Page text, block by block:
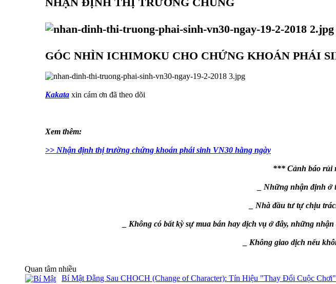
GÓC NHÌN ICHIMOKU CHO CHỨNG KHOÁN PHÁI
Kakata xin cám ơn đã theo dõi
Xem thêm:
>> Nhận định thị trường chứng khoán phái sinh VN30 hằng ngày
*** Cảnh báo rủi
_ Những nhận định ở
_ Nhà đầu tư tự chịu
_ Không có bất kỳ sự mua bán hay dịch vụ ở đây, những
_ Không giao dịch nếu
Quan tâm nhiều
Bí Mật Đằng Sau CHOCH (Change of Character): Tín Hiệu "Thay Đổi Cuộc